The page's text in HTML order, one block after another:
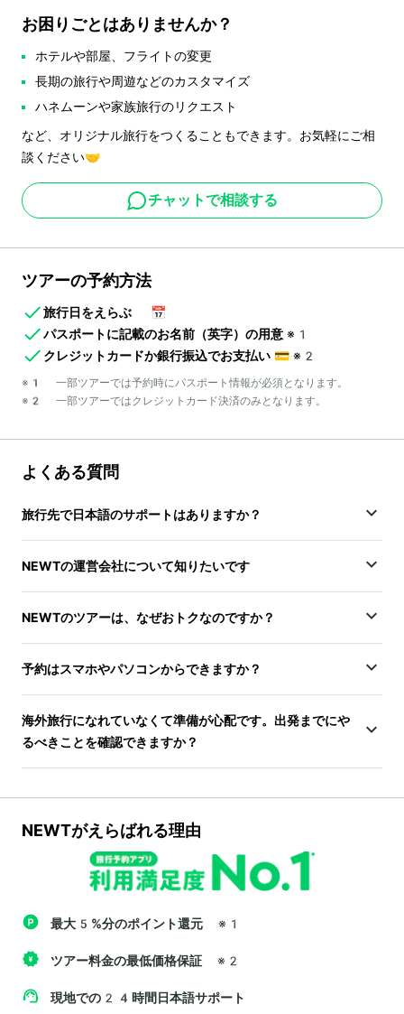
お困りごとはありませんか？
ホテルや部屋、フライトの変更
長期の旅行や周遊などのカスタマイズ
ハネムーンや家族旅行のリクエスト
など、オリジナル旅行をつくることもできます。お気軽にご相
談ください🤝
チャットで相談する
ツアーの予約方法
旅行日をえらぶ
📅
パスポートに記載のお名前（英字）の用意 ※1
クレジットカードか銀行振込でお支払い 💳 ※2
※1 一部ツアーでは予約時にパスポート情報が必須となります。
※2 一部ツアーではクレジットカード決済のみとなります。
よくある質問
旅行先で日本語のサポートはありますか？
NEWTの運営会社について知りたいです
NEWTのツアーは、なぜおトクなのですか？
予約はスマホやパソコンからできますか？
海外旅行になれていなくて準備が心配です。出発までにや
るべきことを確認できますか？
NEWTがえらばれる理由
最大5%分のポイント還元 ※1
ツアー料金の最低価格保証 ※2
現地での24時間日本語サポート